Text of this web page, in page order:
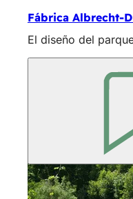
Fábrica Albrecht-
El diseño del